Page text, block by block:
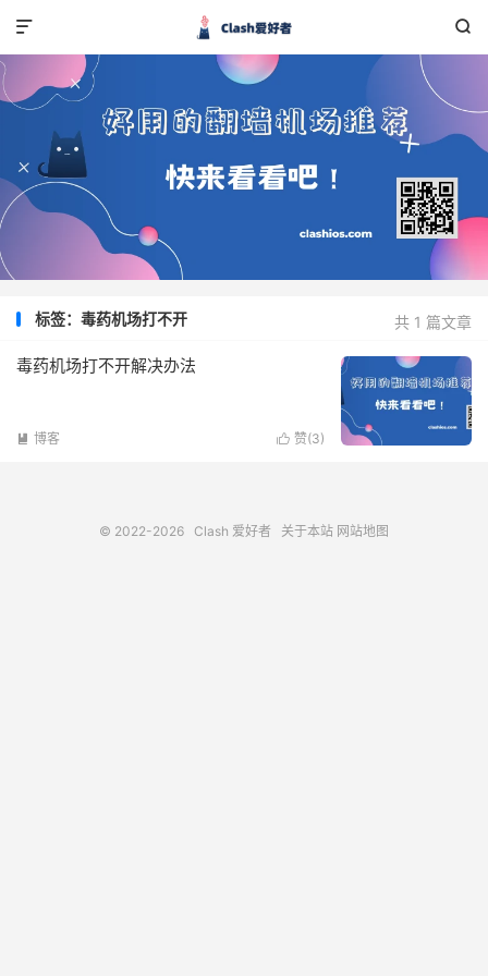


共 1 篇文章
标签：毒药机场打不开
毒药机场打不开解决办法
 赞(3)
 博客
© 2022-2026 Clash 爱好者 关于本站 网站地图